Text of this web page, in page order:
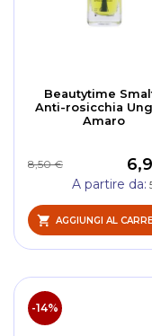
Beautytime
Anti-rosicchia
Amaro
8,50 €
A partire da
AGGIUNGI AL
-14%